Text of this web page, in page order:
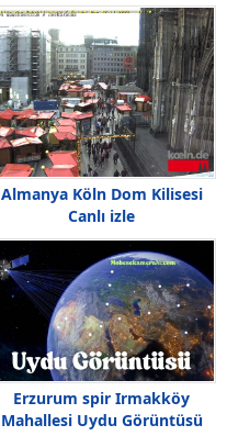
Almanya Köln Dom Kilisesi
Canlı izle
Erzurum spir Irmakköy
Mahallesi Uydu Görüntüsü